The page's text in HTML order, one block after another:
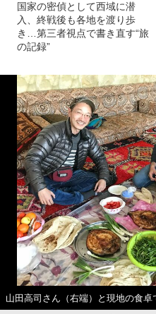
国家の密偵として西域に潜
入、終戦後も各地を渡り歩
き…第三者視点で書き直す“旅
の記録”
山田高司さん（右端）と現地の食